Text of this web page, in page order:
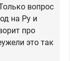
вопрос
на Ру и
про
это так